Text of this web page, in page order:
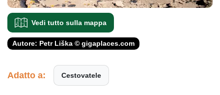
Vedi tutto sulla mappa
Autore: Petr Liška © gigaplaces.com
Adatto a: Cestovatele